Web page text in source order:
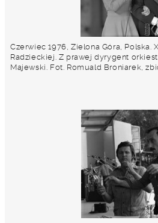
Czerwiec 1976, Zielona Góra, Polska.
Radzieckiej. Z prawej dyrygent
Majewski. Fot. Romuald Broniarek,